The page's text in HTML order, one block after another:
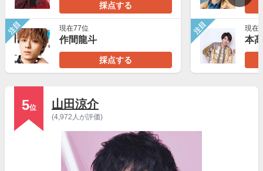
採点する
注目 現在77位
作間龍斗
採点する
注目 現在
本
5位 山田涼介
(4,972人が評価)